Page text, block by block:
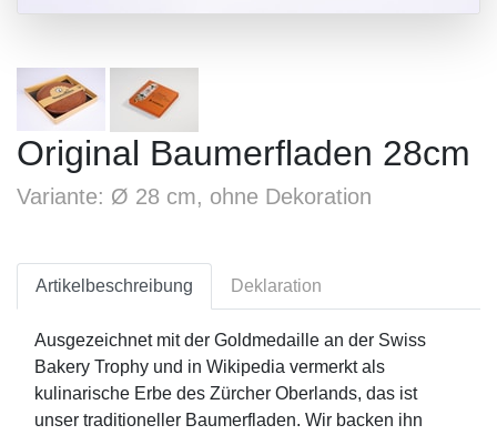
Original Baumerfladen 28cm
Variante: Ø 28 cm, ohne Dekoration
Artikelbeschreibung Deklaration
Ausgezeichnet mit der Goldmedaille an der Swiss
Bakery Trophy und in Wikipedia vermerkt als
kulinarische Erbe des Zürcher Oberlands, das ist
unser traditioneller Baumerfladen. Wir backen ihn